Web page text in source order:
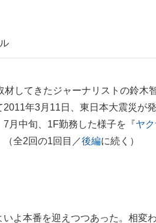
らと言って…」サッカー日本代表・森
してきたジャーナリストの鈴木
2011年3月11日、東日本大震災が
月中旬、1F勤務した様子を『ヤ
（全2回の1回目／後編に続く）
よ本番を迎えつつあった。相変